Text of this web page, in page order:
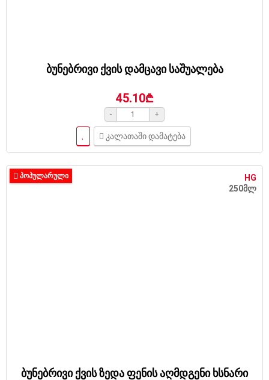
ბუნებრივი ქვის დამცავი საშუალება
45.10₾
- +
კალათაში დამატება
HG
250მლ
ᲞᲝᲞᲣᲚᲐᲠᲣᲚᲘ
ბუნებრივი ქვის ზედა ფენის აღმდგენი ხსნარი